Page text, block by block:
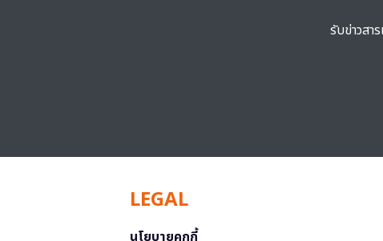
รับข่าวสา
LEGAL
นโยบายคุกกี้